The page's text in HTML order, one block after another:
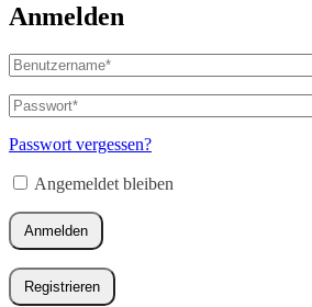
Anmelden
Benutzername
oder
E-
Mail-
Adresse*
Passwort*
Erforderlich
Passwort vergessen?
Angemeldet bleiben
Anmelden
Registrieren